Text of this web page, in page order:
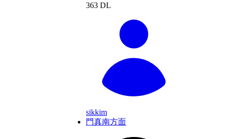
363 DL
sikkim
門真南方面